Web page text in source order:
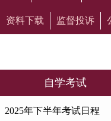
资料下载 监督投诉
自学考试
2025年下半年考试日程